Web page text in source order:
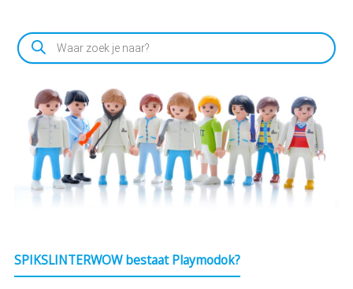
Producten
zoeken
SPIKSLINTERWOW bestaat Playmodok?